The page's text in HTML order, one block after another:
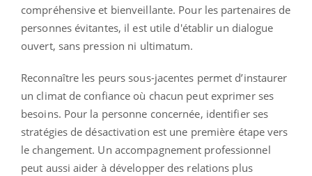
compréhensive et bienveillante. Pour les partenaires de
personnes évitantes, il est utile d'établir un dialogue
ouvert, sans pression ni ultimatum.
Reconnaître les peurs sous-jacentes permet d’instaurer
un climat de confiance où chacun peut exprimer ses
besoins. Pour la personne concernée, identifier ses
stratégies de désactivation est une première étape vers
le changement. Un accompagnement professionnel
peut aussi aider à développer des relations plus